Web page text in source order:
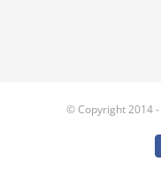
© Copyright 2014 -